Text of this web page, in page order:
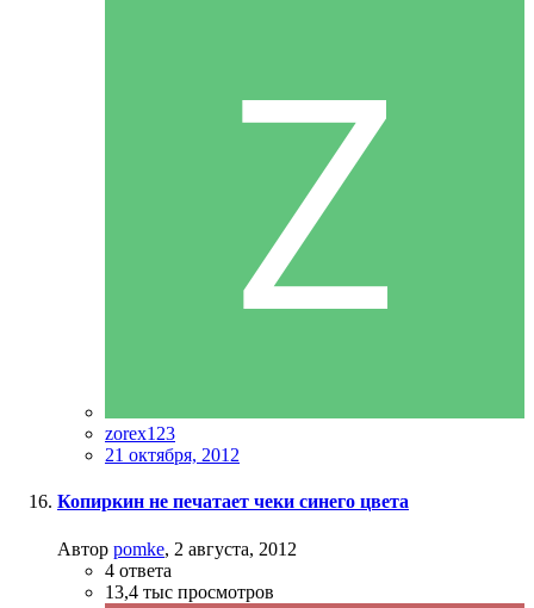
zorex123
21 октября, 2012
Копиркин не печатает чеки синего цвета
Автор pomke, 2 августа, 2012
4 ответа
13,4 тыс просмотров